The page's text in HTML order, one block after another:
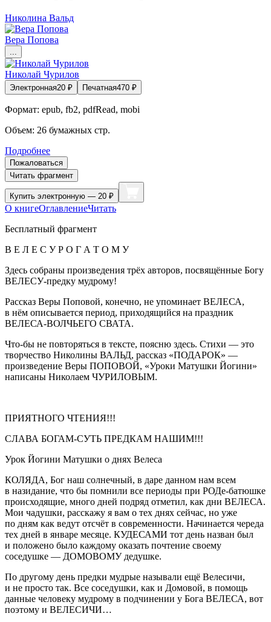
Николина Вальд
Вера Попова
Николай Чурилов
Электронная20 ₽ Печатная470 ₽
Формат: epub, fb2, pdfRead, mobi
Объем: 26 бумажных стр.
Подробнее
Пожаловаться
Читать фрагмент
Купить электронную — 20 ₽
О книгеОглавлениеЧитать
Бесплатный фрагмент
В Е Л Е С У Р О Г А Т О М У
Здесь собраны произведения трёх авторов, посвящённые Богу
ВЕЛЕСУ-предку мудрому!
Рассказ Веры Поповой, конечно, не упоминает ВЕЛЕСА,
в нём описывается период, приходящийся на праздник
ВЕЛЕСА-ВОЛЧЬЕГО СВАТА.
Что-бы не повторяться в тексте, поясню здесь. Стихи — это
творчество Николины ВАЛЬД, рассказ «ПОДАРОК» —
произведение Веры ПОПОВОЙ, «Уроки Матушки Йогини»
написаны Николаем ЧУРИЛОВЫМ.
ПРИЯТНОГО ЧТЕНИЯ!!!
СЛАВА БОГАМ-СУТЬ ПРЕДКАМ НАШИМ!!!
Урок Йогини Матушки о днях Велеса
КОЛЯДА, Бог наш солнечный, в даре данном нам всем
в назидание, что бы помнили все периоды при РОДе-батюшке
происходящие, много дней подряд отметил, как дни ВЕЛЕСА.
Мои чадушки, расскажу я вам о тех днях сейчас, но уже
по дням как ведут отсчёт в современности. Начинается череда
тех дней в январе месяце. КУДЕСАМИ тот день назван был
и положено было каждому оказать почтение своему
соседушке — ДОМОВОМУ дедушке.
По другому день предки мудрые называли ещё Велесичи,
и не просто так. Все соседушки, как и Домовой, в помощь
данные человеку мудрому в подчинении у Бога ВЕЛЕСА, вот
поэтому и ВЕЛЕСИЧИ…